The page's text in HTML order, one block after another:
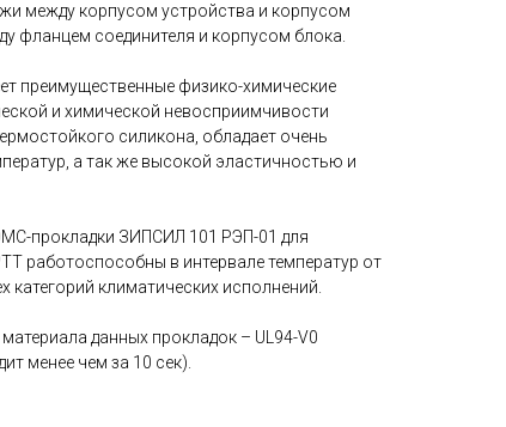
между корпусом устройства и корпусом
фланцем соединителя и корпусом блока.
преимущественные физико-химические
и химической невосприимчивости
силикона, обладает очень
а так же высокой эластичностью и
прокладки ЗИПСИЛ 101 РЭП-01 для
работоспособны в интервале температур от
категорий климатических исполнений.
данных прокладок – UL94-V0
менее чем за 10 сек).